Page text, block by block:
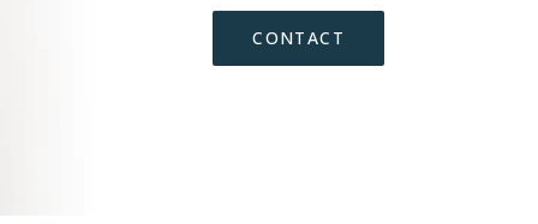
CONTACT